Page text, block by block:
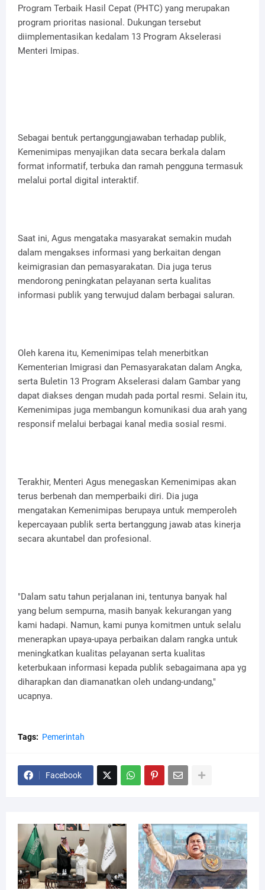
Program Terbaik Hasil Cepat (PHTC) yang merupakan
program prioritas nasional. Dukungan tersebut
diimplementasikan kedalam 13 Program Akselerasi
Menteri Imipas.
Sebagai bentuk pertanggungjawaban terhadap publik,
Kemenimipas menyajikan data secara berkala dalam
format informatif, terbuka dan ramah pengguna termasuk
melalui portal digital interaktif.
Saat ini, Agus mengataka masyarakat semakin mudah
dalam mengakses informasi yang berkaitan dengan
keimigrasian dan pemasyarakatan. Dia juga terus
mendorong peningkatan pelayanan serta kualitas
informasi publik yang terwujud dalam berbagai saluran.
Oleh karena itu, Kemenimipas telah menerbitkan
Kementerian Imigrasi dan Pemasyarakatan dalam Angka,
serta Buletin 13 Program Akselerasi dalam Gambar yang
dapat diakses dengan mudah pada portal resmi. Selain itu,
Kemenimipas juga membangun komunikasi dua arah yang
responsif melalui berbagai kanal media sosial resmi.
Terakhir, Menteri Agus menegaskan Kemenimipas akan
terus berbenah dan memperbaiki diri. Dia juga
mengatakan Kemenimipas berupaya untuk memperoleh
kepercayaan publik serta bertanggung jawab atas kinerja
secara akuntabel dan profesional.
"Dalam satu tahun perjalanan ini, tentunya banyak hal
yang belum sempurna, masih banyak kekurangan yang
kami hadapi. Namun, kami punya komitmen untuk selalu
menerapkan upaya-upaya perbaikan dalam rangka untuk
meningkatkan kualitas pelayanan serta kualitas
keterbukaan informasi kepada publik sebagaimana apa yg
diharapkan dan diamanatkan oleh undang-undang,"
ucapnya.
Tags: Pemerintah
Facebook